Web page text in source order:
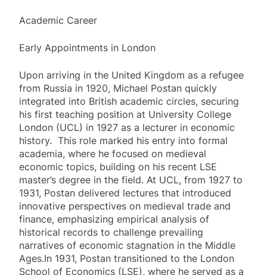
Academic Career
Early Appointments in London
Upon arriving in the United Kingdom as a refugee
from Russia in 1920, Michael Postan quickly
integrated into British academic circles, securing
his first teaching position at University College
London (UCL) in 1927 as a lecturer in economic
history. This role marked his entry into formal
academia, where he focused on medieval
economic topics, building on his recent LSE
master’s degree in the field. At UCL, from 1927 to
1931, Postan delivered lectures that introduced
innovative perspectives on medieval trade and
finance, emphasizing empirical analysis of
historical records to challenge prevailing
narratives of economic stagnation in the Middle
Ages.In 1931, Postan transitioned to the London
School of Economics (LSE), where he served as a